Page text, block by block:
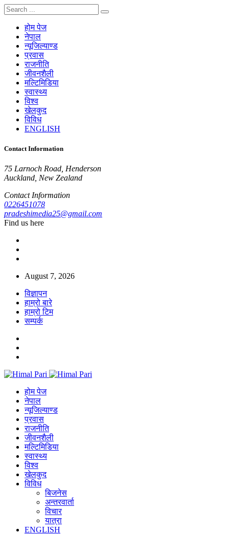
होम पेज
नेपाल
न्यूजिल्याण्ड
प्रवास
राजनीति
जीवनशैली
मल्टिमिडिया
स्वास्थ्य
विश्व
खेलकुद
विविध
ENGLISH
Contact Information
75 Larnoch Road, Henderson
Auckland, New Zealand
Contact Information
0226451078
pradeshimedia25@gmail.com
Find us here
August 7, 2026
विज्ञापन
हाम्रो बारे
हाम्रो टिम
सम्पर्क
होम पेज
नेपाल
न्यूजिल्याण्ड
प्रवास
राजनीति
जीवनशैली
मल्टिमिडिया
स्वास्थ्य
विश्व
खेलकुद
विविध
बिजनेस
अन्तरवार्ता
विचार
यात्रा
ENGLISH